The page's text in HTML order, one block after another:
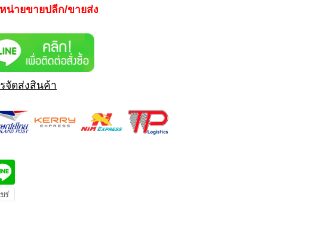
น่ายขายปลีก/ขายส่ง
จัดส่งสินค้า